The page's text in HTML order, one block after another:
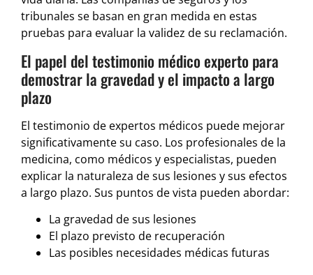
tribunales se basan en gran medida en estas
pruebas para evaluar la validez de su reclamación.
El papel del testimonio médico experto para
demostrar la gravedad y el impacto a largo
plazo
El testimonio de expertos médicos puede mejorar
significativamente su caso. Los profesionales de la
medicina, como médicos y especialistas, pueden
explicar la naturaleza de sus lesiones y sus efectos
a largo plazo. Sus puntos de vista pueden abordar:
La gravedad de sus lesiones
El plazo previsto de recuperación
Las posibles necesidades médicas futuras